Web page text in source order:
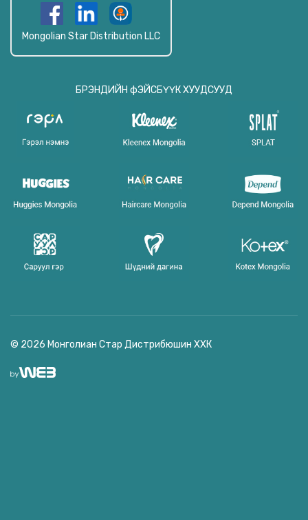
Mongolian Star Distribution LLC
БРЭНДИЙН фЭЙСБҮҮК ХУУДСУУД
© 2026 Монголиан Стар Дистрибюшин ХХК